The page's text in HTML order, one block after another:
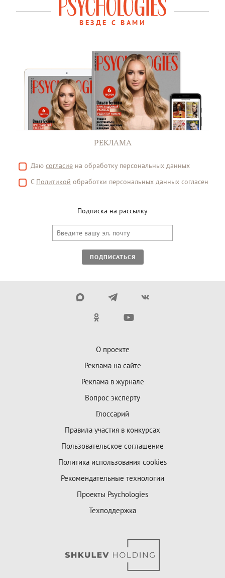
ВЕЗДЕ С ВАМИ
РЕКЛАМА
Даю согласие на обработку персональных данных
С Политикой обработки персональных данных согласен
Подписка на рассылку
ПОДПИСАТЬСЯ
О проекте
Реклама на сайте
Реклама в журнале
Вопрос эксперту
Глоссарий
Правила участия в конкурсах
Пользовательское соглашение
Политика использования cookies
Рекомендательные технологии
Проекты Psychologies
Техподдержка